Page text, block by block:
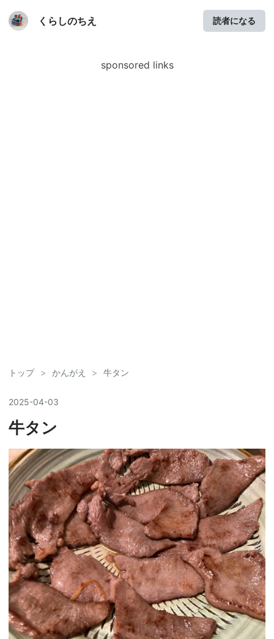
くらしのちえ 読者になる
sponsored links
トップ > かんがえ > 牛タン
2025-04-03
牛タン